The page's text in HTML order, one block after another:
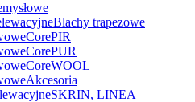
Blachy trapezowe
CorePIR
CorePUR
CoreWOOL
Akcesoria
SKRIN, LINEA